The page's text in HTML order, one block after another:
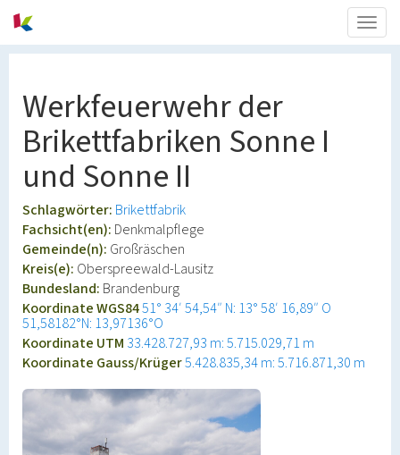
Werkfeuerwehr der
Brikettfabriken Sonne I
und Sonne II
Schlagwörter: Brikettfabrik
Fachsicht(en): Denkmalpflege
Gemeinde(n): Großräschen
Kreis(e): Oberspreewald-Lausitz
Bundesland: Brandenburg
Koordinate WGS8451° 34′ 54,54″ N: 13° 58′ 16,89″ O
51,58182°N: 13,97136°O
Koordinate UTM 33.428.727,93 m: 5.715.029,71 m
Koordinate Gauss/Krüger5.428.835,34 m: 5.716.871,30 m